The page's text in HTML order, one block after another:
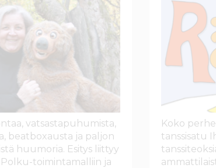
vatsastapuhumista,
beatboxausta ja paljon
huumoria. Esitys liittyy
toimintamalliin ja
Koko
tanssisatu